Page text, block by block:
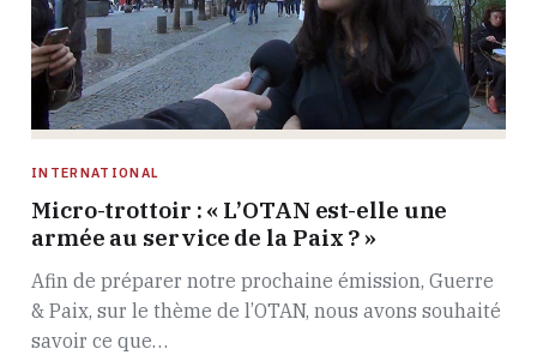
INTERNATIONAL
Micro-trottoir : « L’OTAN est-elle une
armée au service de la Paix ? »
Afin de préparer notre prochaine émission, Guerre
& Paix, sur le thème de l’OTAN, nous avons souhaité
savoir ce que…